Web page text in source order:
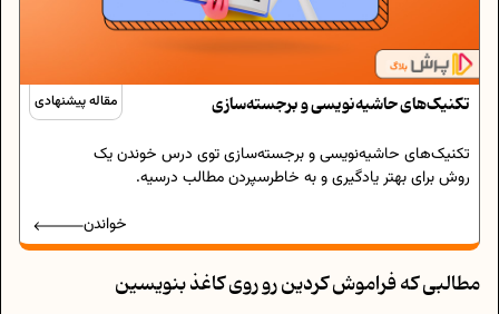
مقاله پیشنهادی تکنیک‌های حاشیه‌نویسی و برجسته‌سازی
تکنیک‌های حاشیه‌نویسی و برجسته‌سازی توی درس خوندن یک
روش برای بهتر یادگیری و به خاطرسپردن مطالب درسیه.
خواندن
مطالبی که فراموش کردین رو روی کاغذ بنویسین